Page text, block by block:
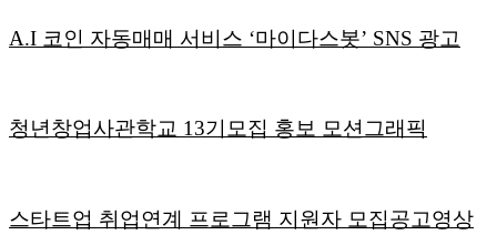
A.I 코인 자동매매 서비스 ‘마이다스봇’ SNS 광고
청년창업사관학교 13기모집 홍보 모션그래픽
스타트업 취업연계 프로그램 지원자 모집공고영상